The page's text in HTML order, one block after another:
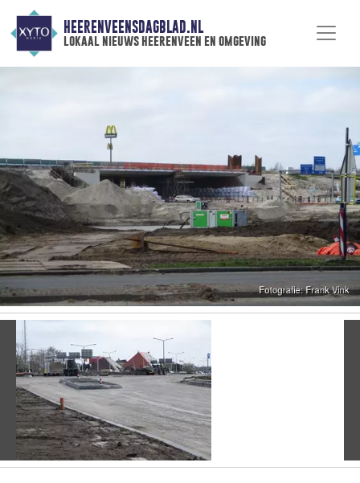
HEERENVEENSDAGBLAD.NL
lokaal nieuws heerenveen en omgeving
Vorige